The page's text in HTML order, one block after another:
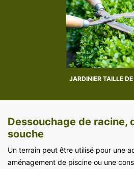
JARDINIER TAILLE
Dessouchage de racine,
souche
Un terrain peut être utilisé pour une
aménagement de piscine ou une